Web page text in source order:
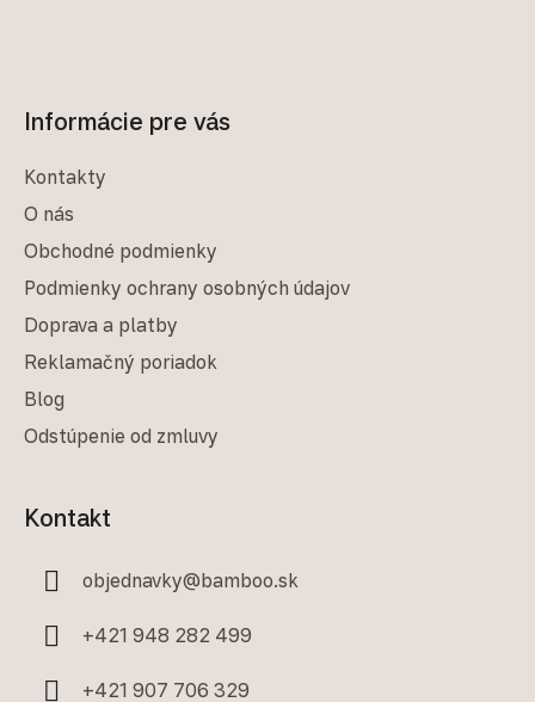
Informácie pre vás
Kontakty
O nás
Obchodné podmienky
Podmienky ochrany osobných údajov
Doprava a platby
Reklamačný poriadok
Blog
Odstúpenie od zmluvy
Kontakt
objednavky@bamboo.sk
+421 948 282 499
+421 907 706 329